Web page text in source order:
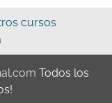
cursos
Todos los